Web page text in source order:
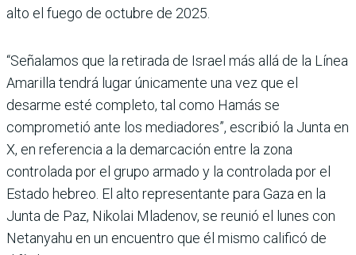
alto el fuego de octubre de 2025.
“Señalamos que la retirada de Israel más allá de la Línea
Amarilla tendrá lugar únicamente una vez que el
desarme esté completo, tal como Hamás se
comprometió ante los mediadores”, escribió la Junta en
X, en referencia a la demarcación entre la zona
controlada por el grupo armado y la controlada por el
Estado hebreo. El alto representante para Gaza en la
Junta de Paz, Nikolai Mladenov, se reunió el lunes con
Netanyahu en un encuentro que él mismo calificó de